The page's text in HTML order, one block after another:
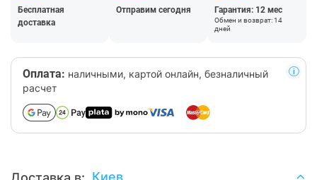
Бесплатная
доставка
Отправим сегодня Гарантия: 12 мес
Обмен и возврат: 14
дней
Оплата: наличными, картой онлайн, безналичный
расчет
Киев